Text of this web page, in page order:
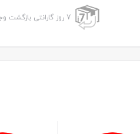
7 روز گارانتی بازگشت وجه